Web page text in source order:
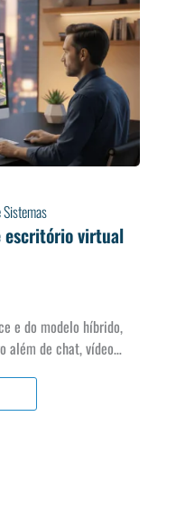
escritório virtual
e do modelo híbrido,
além de chat, vídeo…